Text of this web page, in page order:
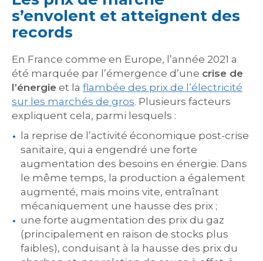
s’envolent et atteignent des
records
En France comme en Europe, l’année 2021 a
été marquée par l’émergence d’une crise de
l’énergie et la flambée des prix de l’électricité
sur les marchés de gros. Plusieurs facteurs
expliquent cela, parmi lesquels :
la reprise de l’activité économique post-crise
sanitaire, qui a engendré une forte
augmentation des besoins en énergie. Dans
le même temps, la production a également
augmenté, mais moins vite, entraînant
mécaniquement une hausse des prix ;
une forte augmentation des prix du gaz
(principalement en raison de stocks plus
faibles), conduisant à la hausse des prix du